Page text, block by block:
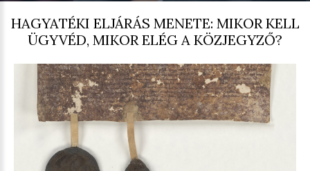
HAGYATÉKI ELJÁRÁS MENETE: MIKOR KELL
ÜGYVÉD, MIKOR ELÉG A KÖZJEGYZŐ?